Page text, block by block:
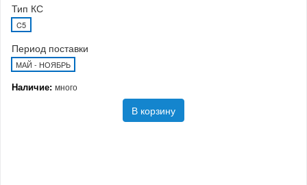
Тип КС
C5
Период поставки
МАЙ - НОЯБРЬ
Наличие: много
В корзину